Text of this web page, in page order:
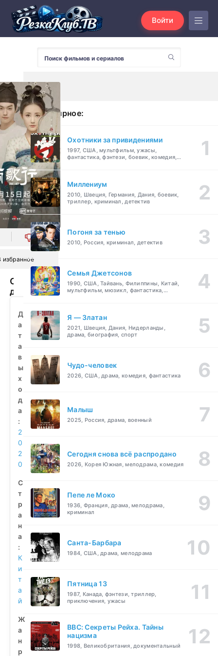
Войти
0
избранное
Ода
дочери
Тан
(2020)
смотреть
бесплатно
Д
а
т
а
в
ы
х
о
д
а
:
2
0
2
0
С
т
р
а
н
а
:
К
и
т
а
й
Ж
а
н
р
Популярное:
Охотники за привидениями
1997, США, мультфильм, ужасы,
фантастика, фэнтези, боевик, комедия,
Миллениум
2010, Швеция, Германия, Дания, боевик,
триллер, криминал, детектив
Погоня за тенью
2010, Россия, криминал, детектив
Семья Джетсонов
1990, США, Тайвань, Филиппины, Китай,
мультфильм, мюзикл, фантастика,
Я — Златан
2021, Швеция, Дания, Нидерланды,
драма, биография, спорт
Чудо-человек
2026, США, драма, комедия, фантастика
Малыш
2025, Россия, драма, военный
Сегодня снова всё распродано
2026, Корея Южная, мелодрама, комедия
Пепе ле Моко
1936, Франция, драма, мелодрама,
криминал
Санта-Барбара
1984, США, драма, мелодрама
Пятница 13
1987, Канада, фэнтези, триллер,
приключения, ужасы
BBC: Секреты Рейха. Тайны
нацизма
1998, Великобритания, документальный